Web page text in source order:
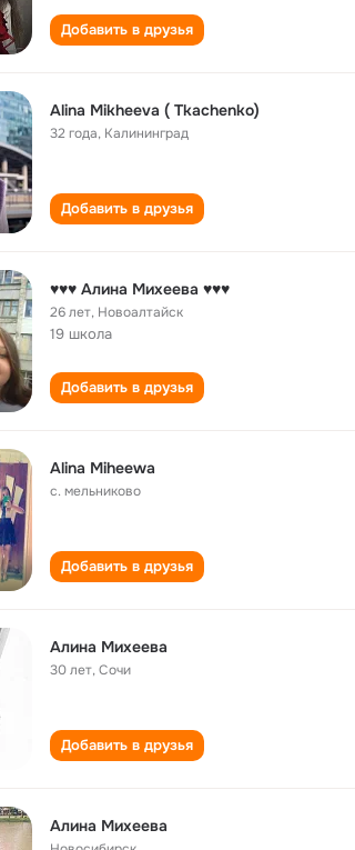
Добавить в друзья
Alina Mikheeva ( Tkachenko)
32 года, Калининград
Добавить в друзья
♥♥♥ Алина Михеева ♥♥♥
26 лет, Новоалтайск
19 школа
Добавить в друзья
​Alina Miheewa
с. мельниково
Добавить в друзья
Алина Михеева
30 лет,Сочи
Добавить в друзья
Алина Михеева